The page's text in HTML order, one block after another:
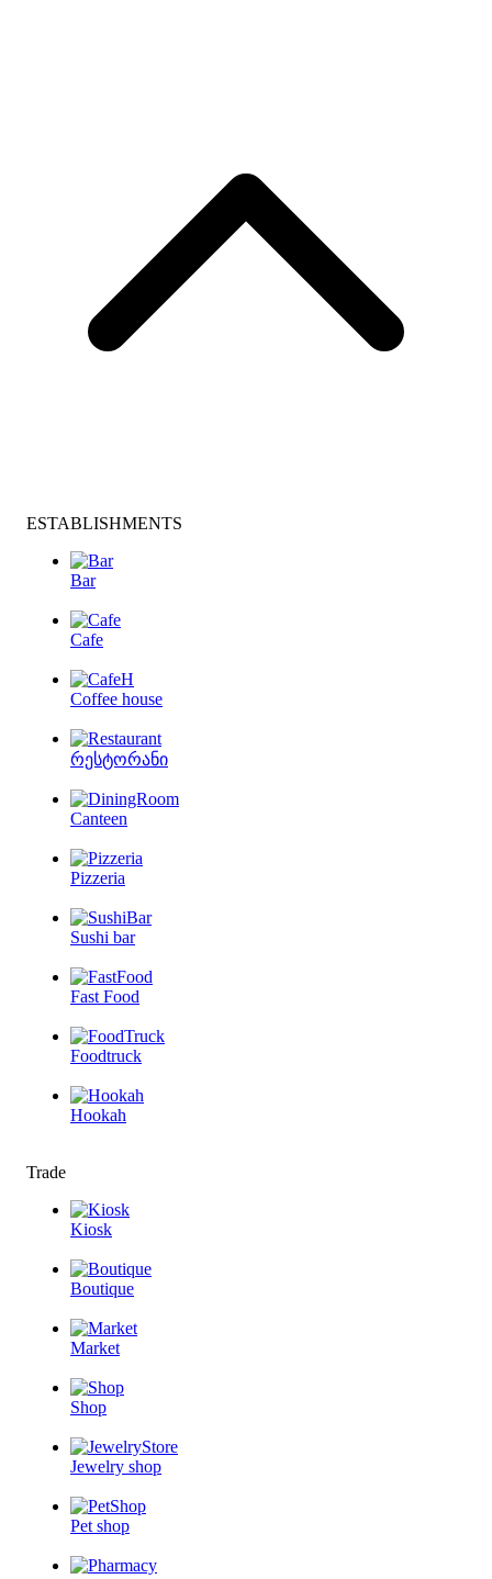
ESTABLISHMENTS
Bar
Cafe
Coffee house
რესტორანი
Canteen
Pizzeria
Sushi bar
Fast Food
Foodtruck
Hookah
Trade
Kiosk
Boutique
Market
Shop
Jewelry shop
Pet shop